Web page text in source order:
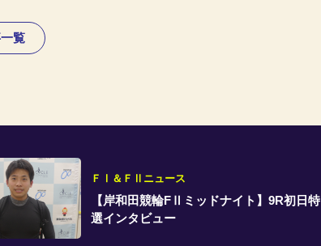
覧
ＦⅠ＆ＦⅡニュース
【岸和田競輪FⅡミッドナイト】9R初日特
選インタビュー